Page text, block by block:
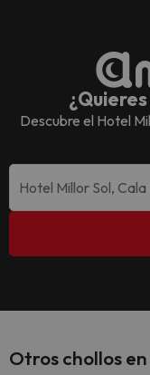
Descubre el Hotel
Otros chollos